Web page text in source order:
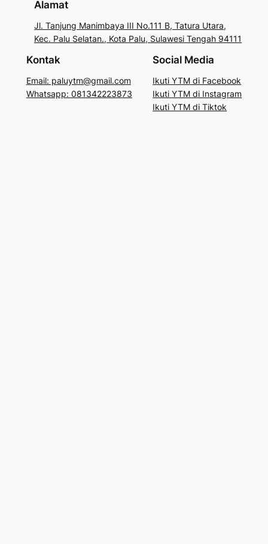
Alamat
Jl. Tanjung Manimbaya III No.111 B, Tatura Utara,
Kec. Palu Selatan., Kota Palu, Sulawesi Tengah 94111
Kontak
Email: paluytm@gmail.com
Whatsapp: 081342223873
Social Media
Ikuti YTM di Facebook
Ikuti YTM di Instagram
Ikuti YTM di Tiktok